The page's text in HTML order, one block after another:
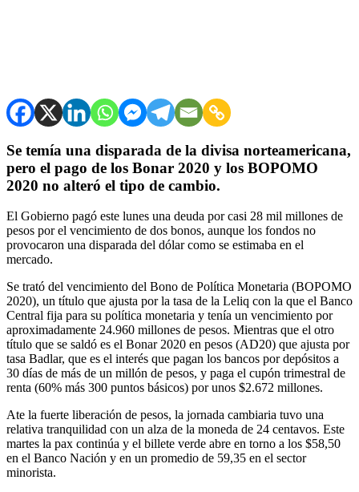
Se temía una disparada de la divisa norteamericana,
pero el pago de los Bonar 2020 y los BOPOMO
2020 no alteró el tipo de cambio.
El Gobierno pagó este lunes una deuda por casi 28 mil millones de
pesos por el vencimiento de dos bonos, aunque los fondos no
provocaron una disparada del dólar como se estimaba en el
mercado.
Se trató del vencimiento del Bono de Política Monetaria (BOPOMO
2020), un título que ajusta por la tasa de la Leliq con la que el Banco
Central fija para su política monetaria y tenía un vencimiento por
aproximadamente 24.960 millones de pesos. Mientras que el otro
título que se saldó es el Bonar 2020 en pesos (AD20) que ajusta por
tasa Badlar, que es el interés que pagan los bancos por depósitos a
30 días de más de un millón de pesos, y paga el cupón trimestral de
renta (60% más 300 puntos básicos) por unos $2.672 millones.
Ate la fuerte liberación de pesos, la jornada cambiaria tuvo una
relativa tranquilidad con un alza de la moneda de 24 centavos. Este
martes la pax continúa y el billete verde abre en torno a los $58,50
en el Banco Nación y en un promedio de 59,35 en el sector
minorista.